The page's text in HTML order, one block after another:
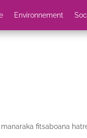
Environnement
fitsaboana